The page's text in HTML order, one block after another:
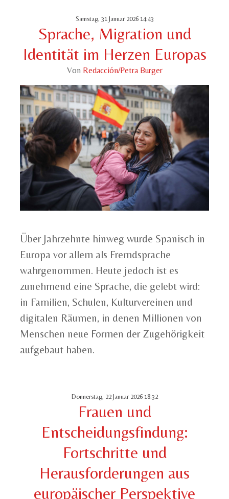
Samstag, 31 Januar 2026 14:43
Sprache, Migration und
Identität im Herzen Europas
Von Redacción/Petra Burger
Über Jahrzehnte hinweg wurde Spanisch in
Europa vor allem als Fremdsprache
wahrgenommen. Heute jedoch ist es
zunehmend eine Sprache, die gelebt wird:
in Familien, Schulen, Kulturvereinen und
digitalen Räumen, in denen Millionen von
Menschen neue Formen der Zugehörigkeit
aufgebaut haben.
Donnerstag, 22 Januar 2026 18:32
Frauen und
Entscheidungsfindung:
Fortschritte und
Herausforderungen aus
europäischer Perspektive